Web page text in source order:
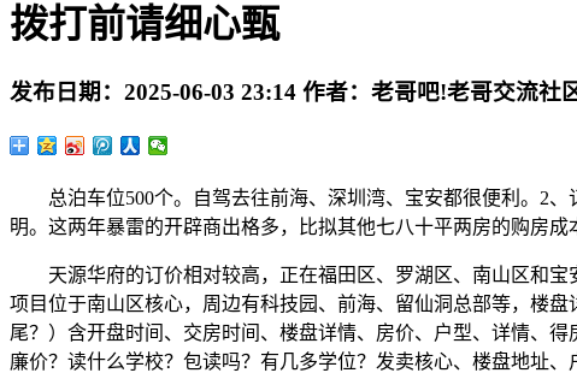
拨打前请细心甄
发布日期： 2025-06-03 23:14 作者： 老哥吧!老哥交流社
总泊车位500个。自驾去往前海、深圳湾、宝安都很便利。2、
明。这两年暴雷的开辟商出格多，比拟其他七八十平两房的购房
天源华府的订价相对较高，正在福田区、罗湖区、南山区和宝
项目位于南山区核心，周边有科技园、前海、留仙洞总部等，楼
尾？）含开盘时间、交房时间、楼盘详情、房价、户型、详情、
廉价？读什么学校？包读吗？有几多学位？发卖核心、楼盘地址